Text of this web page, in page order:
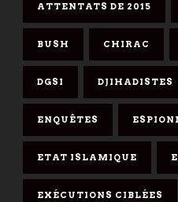
ATTENTATS DE 2015
BUSH CHIRAC
DGSI DJIHADISTES
ENQUÊTES
ETAT ISLAMIQUE
EXÉCUTIONS CIBLÉES